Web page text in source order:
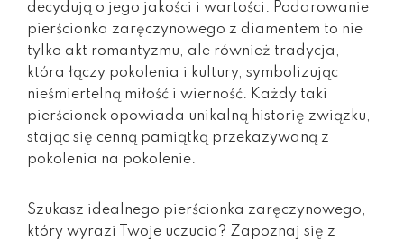
decydują o jego jakości i wartości. Podarowanie
pierścionka zaręczynowego z diamentem to nie
tylko akt romantyzmu, ale również tradycja,
która łączy pokolenia i kultury, symbolizując
nieśmiertelną miłość i wierność. Każdy taki
pierścionek opowiada unikalną historię związku,
stając się cenną pamiątką przekazywaną z
pokolenia na pokolenie.
Szukasz idealnego pierścionka zaręczynowego,
który wyrazi Twoje uczucia? Zapoznaj się z